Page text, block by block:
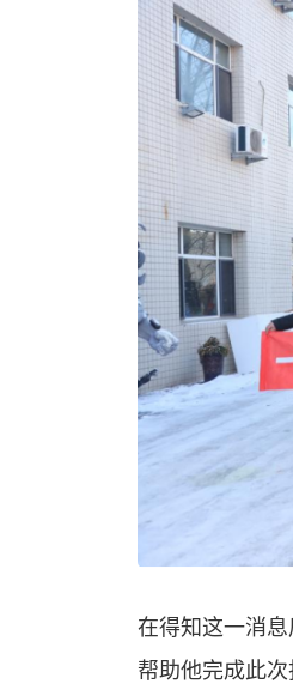
在得知这一消
帮助他完成此